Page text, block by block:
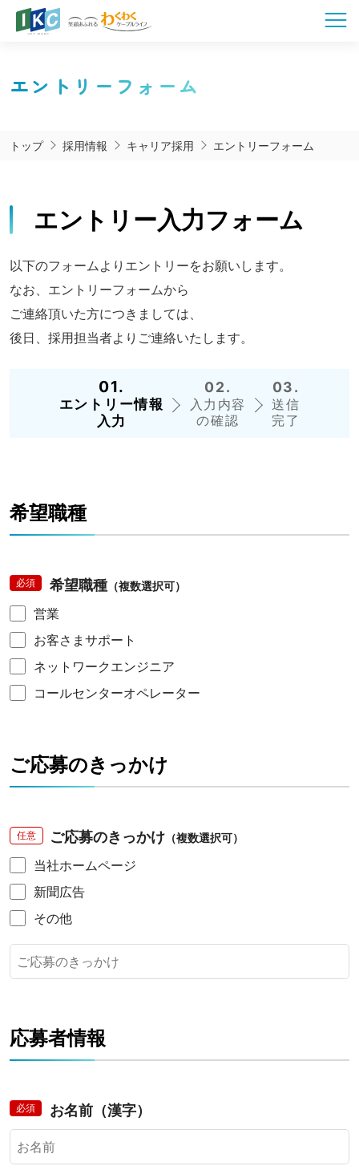
エントリーフォーム
トップ 採用情報 キャリア採用 エントリーフォーム
エントリー入力フォーム
以下のフォームより エントリーをお願いします。
なお、エントリーフォームから
ご連絡頂いた方につきましては、
後日、採用担当者よりご連絡いたします。
01.
エントリー情報
入力
02.
入力 内容
の確認
03.
送信
完了
希望職種
必須 希望職種 （複数選択可）
営業
お客さまサポート
ネットワークエンジニア
コールセンターオペレーター
ご応募のきっかけ
任意 ご応募のきっかけ （複数選択可）
当社ホームページ
新聞広告
その他
応募者情報
必須 お名前（漢字）